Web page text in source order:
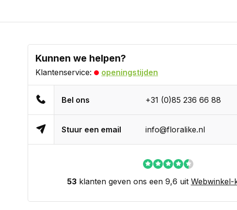
Kunnen we helpen?
Klantenservice: openingstijden
Bel ons +31 (0)85 236 66 88
Stuur een email info@floralike.nl
53klanten geven ons een 9,6 uit Webwinkel-